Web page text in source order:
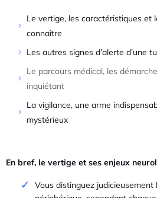
Le vertige, les caractéristiques et
connaître
Les autres signes d’alerte d’une
Le parcours médical, les
inquiétant
La vigilance, une arme
mystérieux
En bref, le vertige et ses enjeux
Vous distinguez judicieusement